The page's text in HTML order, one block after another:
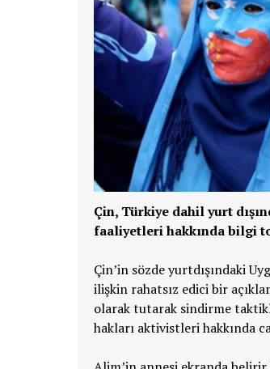
Çin, Türkiye dahil yurt
faaliyetleri hakkında bilgi
Çin’in sözde yurtdışındaki
ilişkin rahatsız edici bir
olarak tutarak sindirme
hakları aktivistleri hakkında